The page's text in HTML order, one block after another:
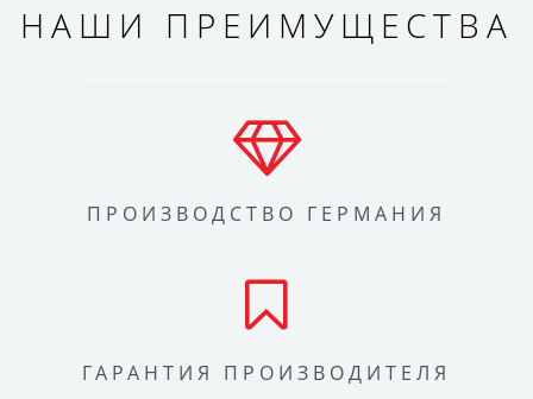
НАШИ ПРЕИМУЩЕСТВА
ПРОИЗВОДСТВО ГЕРМАНИЯ
ГАРАНТИЯ ПРОИЗВОДИТЕЛЯ